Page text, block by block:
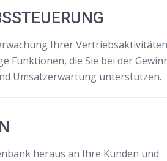
Ihrer Vertriebsaktivitäten
Funktionen, die Sie bei der
Umsatzerwartung unterstützen.
heraus an Ihre Kunden und